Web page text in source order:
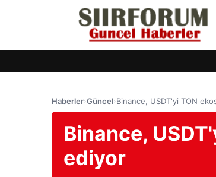
Haberler›Güncel›Binance, USDT'yi TON
Binance,
ediyor